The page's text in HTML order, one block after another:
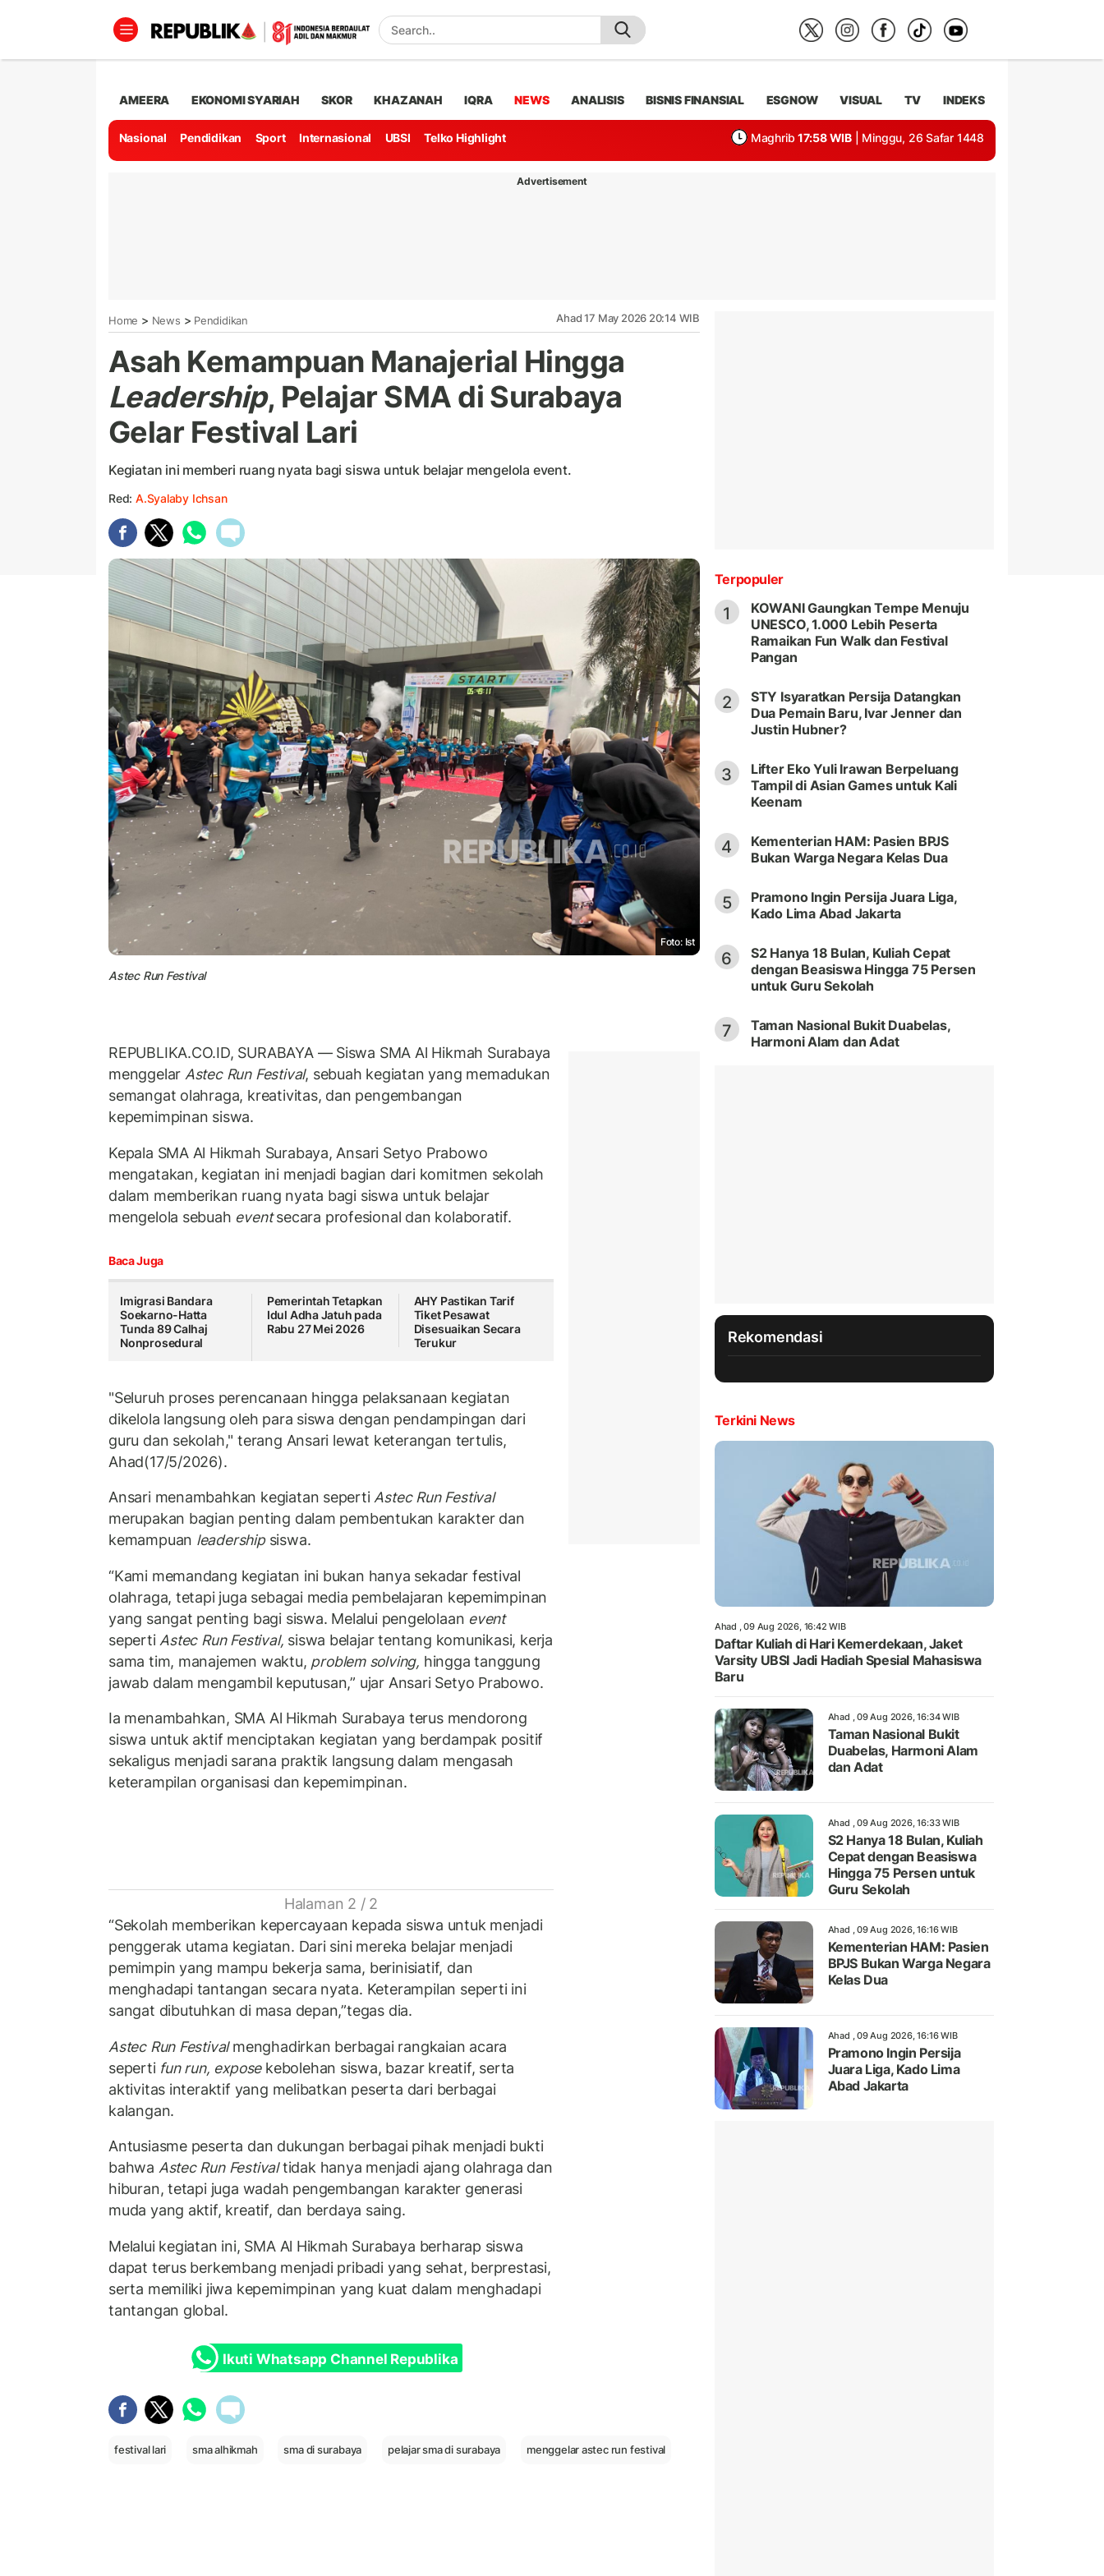
AMEERA EKONOMI SYARIAH SKOR KHAZANAH IQRA NEWS ANALISIS BISNIS FINANSIAL ESGNOW VISUAL TV INDEKS
Nasional Pendidikan Sport Internasional UBSI Telko Highlight Maghrib 17:58 WIB | Minggu, 26 Safar 1448
Advertisement
Home > News > Pendidikan Ahad 17 May 2026 20:14 WIB
Asah Kemampuan Manajerial Hingga
Leadership, Pelajar SMA di Surabaya
Gelar Festival Lari
Kegiatan ini memberi ruang nyata bagi siswa untuk belajar mengelola event.
Red: A.Syalaby Ichsan
Foto: Ist
Astec Run Festival
REPUBLIKA.CO.ID, SURABAYA — Siswa SMA Al Hikmah Surabaya
menggelar Astec Run Festival, sebuah kegiatan yang memadukan
semangat olahraga, kreativitas, dan pengembangan
kepemimpinan siswa.
Kepala SMA Al Hikmah Surabaya, Ansari Setyo Prabowo
mengatakan, kegiatan ini menjadi bagian dari komitmen sekolah
dalam memberikan ruang nyata bagi siswa untuk belajar
mengelola sebuah eventsecara profesional dan kolaboratif.
Baca Juga
Imigrasi Bandara
Soekarno-Hatta
Tunda 89 Calhaj
Nonprosedural
Pemerintah Tetapkan
Idul Adha Jatuh pada
Rabu 27 Mei 2026
AHY Pastikan Tarif
Tiket Pesawat
Disesuaikan Secara
Terukur
"Seluruh proses perencanaan hingga pelaksanaan kegiatan
dikelola langsung oleh para siswa dengan pendampingan dari
guru dan sekolah," terang Ansari lewat keterangan tertulis,
Ahad(17/5/2026).
Ansari menambahkan kegiatan seperti Astec Run Festival
merupakan bagian penting dalam pembentukan karakter dan
kemampuan leadershipsiswa.
“Kami memandang kegiatan ini bukan hanya sekadar festival
olahraga, tetapi juga sebagai media pembelajaran kepemimpinan
yang sangat penting bagi siswa. Melalui pengelolaan event
seperti Astec Run Festival, siswa belajar tentang komunikasi, kerja
sama tim, manajemen waktu, problem solving, hingga tanggung
jawab dalam mengambil keputusan,” ujar Ansari Setyo Prabowo.
Ia menambahkan, SMA Al Hikmah Surabaya terus mendorong
siswa untuk aktif menciptakan kegiatan yang berdampak positif
sekaligus menjadi sarana praktik langsung dalam mengasah
keterampilan organisasi dan kepemimpinan.
Halaman 2 / 2
“Sekolah memberikan kepercayaan kepada siswa untuk menjadi
penggerak utama kegiatan. Dari sini mereka belajar menjadi
pemimpin yang mampu bekerja sama, berinisiatif, dan
menghadapi tantangan secara nyata. Keterampilan seperti ini
sangat dibutuhkan di masa depan,”tegas dia.
Astec Run Festivalmenghadirkan berbagai rangkaian acara
seperti fun run, exposekebolehan siswa, bazar kreatif, serta
aktivitas interaktif yang melibatkan peserta dari berbagai
kalangan.
Antusiasme peserta dan dukungan berbagai pihak menjadi bukti
bahwa Astec Run Festivaltidak hanya menjadi ajang olahraga dan
hiburan, tetapi juga wadah pengembangan karakter generasi
muda yang aktif, kreatif, dan berdaya saing.
Melalui kegiatan ini, SMA Al Hikmah Surabaya berharap siswa
dapat terus berkembang menjadi pribadi yang sehat, berprestasi,
serta memiliki jiwa kepemimpinan yang kuat dalam menghadapi
tantangan global.
Ikuti Whatsapp Channel Republika
festival lari sma alhikmah sma di surabaya pelajar sma di surabaya menggelar astec run festival
Terpopuler
1
KOWANI Gaungkan Tempe Menuju
UNESCO, 1.000 Lebih Peserta
Ramaikan Fun Walk dan Festival
Pangan
2
STY Isyaratkan Persija Datangkan
Dua Pemain Baru, Ivar Jenner dan
Justin Hubner?
3
Lifter Eko Yuli Irawan Berpeluang
Tampil di Asian Games untuk Kali
Keenam
4
Kementerian HAM: Pasien BPJS
Bukan Warga Negara Kelas Dua
5
Pramono Ingin Persija Juara Liga,
Kado Lima Abad Jakarta
6
S2 Hanya 18 Bulan, Kuliah Cepat
dengan Beasiswa Hingga 75 Persen
untuk Guru Sekolah
7
Taman Nasional Bukit Duabelas,
Harmoni Alam dan Adat
Rekomendasi
Terkini News
Ahad , 09 Aug 2026, 16:42 WIB
Daftar Kuliah di Hari Kemerdekaan, Jaket
Varsity UBSI Jadi Hadiah Spesial Mahasiswa
Baru
Ahad , 09 Aug 2026, 16:34 WIB
Taman Nasional Bukit
Duabelas, Harmoni Alam
dan Adat
Ahad , 09 Aug 2026, 16:33 WIB
S2 Hanya 18 Bulan, Kuliah
Cepat dengan Beasiswa
Hingga 75 Persen untuk
Guru Sekolah
Ahad , 09 Aug 2026, 16:16 WIB
Kementerian HAM: Pasien
BPJS Bukan Warga Negara
Kelas Dua
Ahad , 09 Aug 2026, 16:16 WIB
Pramono Ingin Persija
Juara Liga, Kado Lima
Abad Jakarta